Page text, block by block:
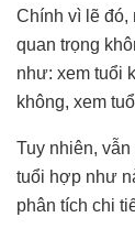
Chính vì lẽ đó,
quan trọng
như: xem tuổi
không, xem
Tuy nhiên,
tuổi hợp như
phân tích chi